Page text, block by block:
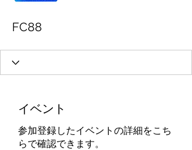
FC88
イベント
参加登録したイベントの詳細をこち
らで確認できます。